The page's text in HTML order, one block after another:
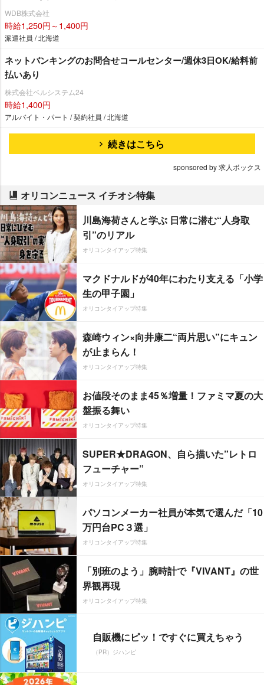
WDB株式会社
時給1,250円～1,400円
派遣社員 / 北海道
ネットバンキングのお問合せコールセンター/週休3日OK/給料前
払いあり
株式会社ベルシステム24
時給1,400円
アルバイト・パート / 契約社員 / 北海道
続きはこちら
sponsored by 求人ボックス
オリコンニュース イチオシ特集
川島海荷さんと学ぶ 日常に潜む“人身取
引”のリアル
オリコンタイアップ特集
マクドナルドが40年にわたり支える「小学
生の甲子園」
オリコンタイアップ特集
森崎ウィン×向井康二“両片思い”にキュン
が止まらん！
オリコンタイアップ特集
お値段そのまま45％増量！ファミマ夏の大
盤振る舞い
オリコンタイアップ特集
SUPER★DRAGON、自ら描いた”レトロ
フューチャー”
オリコンタイアップ特集
パソコンメーカー社員が本気で選んだ「10
万円台PC３選」
オリコンタイアップ特集
「別班のよう」腕時計で『VIVANT』の世
界観再現
オリコンタイアップ特集
自販機にピッ！ですぐに買えちゃう
（PR）ジハンピ